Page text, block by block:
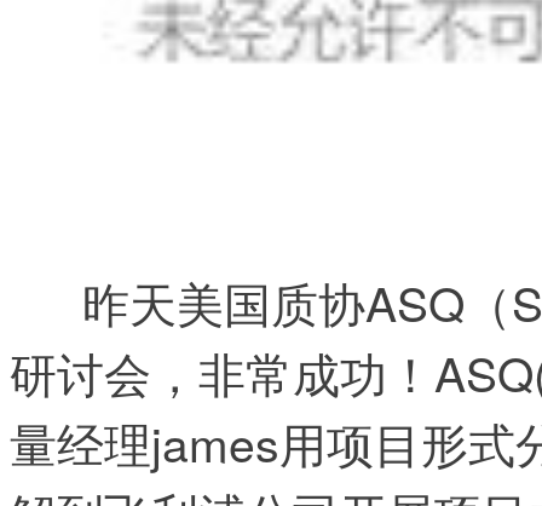
昨天美国质协ASQ（
研讨会，非常成功！
量经理james用项目形式